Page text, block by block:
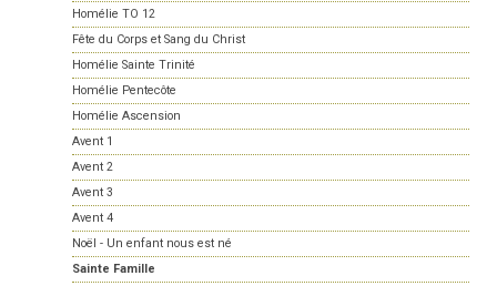
Homélie TO 12
Fête du Corps et Sang du Christ
Homélie Sainte Trinité
Homélie Pentecôte
Homélie Ascension
Avent 1
Avent 2
Avent 3
Avent 4
Noël - Un enfant nous est né
Sainte Famille